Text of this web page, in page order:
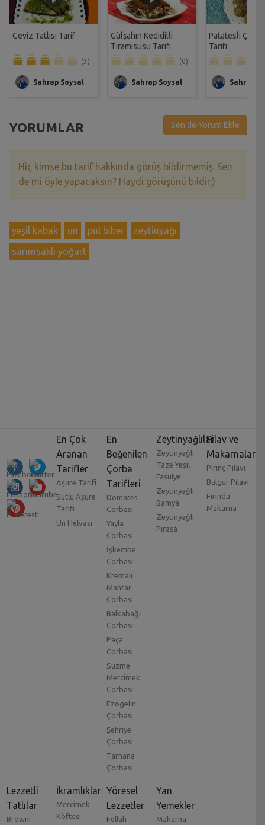
Ceviz Tatlısı Tarif
(3)
Sahrap Soysal
Gülşahın Kedidilli
Tiramisusu Tarifi
(0)
Sahrap Soysal
Patatesli Çıtır
Tarifi
Sahrap
YORUMLAR Sen de Yorum Ekle
Hiç kimse bu tarif hakkında görüş bildirmemiş. Sen
de mi öyle yapacaksın? Haydi görüşünü bildir:)
yeşil kabak un pul biber
zeytinyağı
sarımsaklı yoğurt
En Çok
Aranan
Tarifler
Aşure Tarifi
Sütlü Aşure
Tarifi
Un Helvası
En
Beğenilen
Çorba
Tarifleri
Domates
Çorbası
Yayla
Çorbası
İşkembe
Çorbası
Kremalı
Mantar
Çorbası
Balkabağı
Çorbası
Paça
Çorbası
Süzme
Mercimek
Çorbası
Ezogelin
Çorbası
Şehriye
Çorbası
Tarhana
Çorbası
Zeytinyağlılar
Zeytinyağlı
Taze Yeşil
Fasulye
Zeytinyağlı
Bamya
Zeytinyağlı
Pırasa
Pilav ve
Makarnalar
Pirinç Pilavı
Bulgur Pilavı
Fırında
Makarna
Lezzetli
Tatlılar
Browni
İkramlıklar
Mercimek
Köftesi
Yöresel
Lezzetler
Fellah
Yan
Yemekler
Makarna